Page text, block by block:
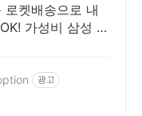
로켓배송으로 내
가성비 삼성 노
광고